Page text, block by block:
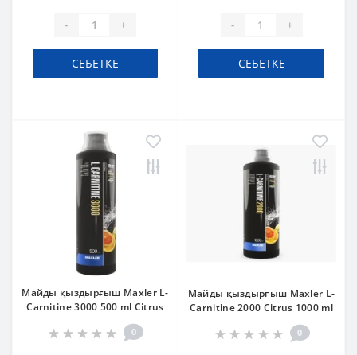
- +
СЕБЕТКЕ
- +
СЕБЕТКЕ
Майды қыздырғыш Maxler L-
Carnitine 3000 500 ml Citrus
0
Майды қыздырғыш Maxler L-
Carnitine 2000 Citrus 1000 ml
0